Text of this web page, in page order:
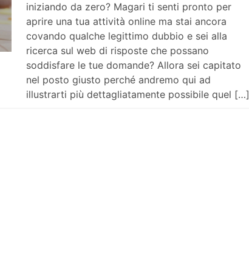
iniziando da zero? Magari ti senti pronto per
aprire una tua attività online ma stai ancora
covando qualche legittimo dubbio e sei alla
ricerca sul web di risposte che possano
soddisfare le tue domande? Allora sei capitato
nel posto giusto perché andremo qui ad
illustrarti più dettagliatamente possibile quel […]